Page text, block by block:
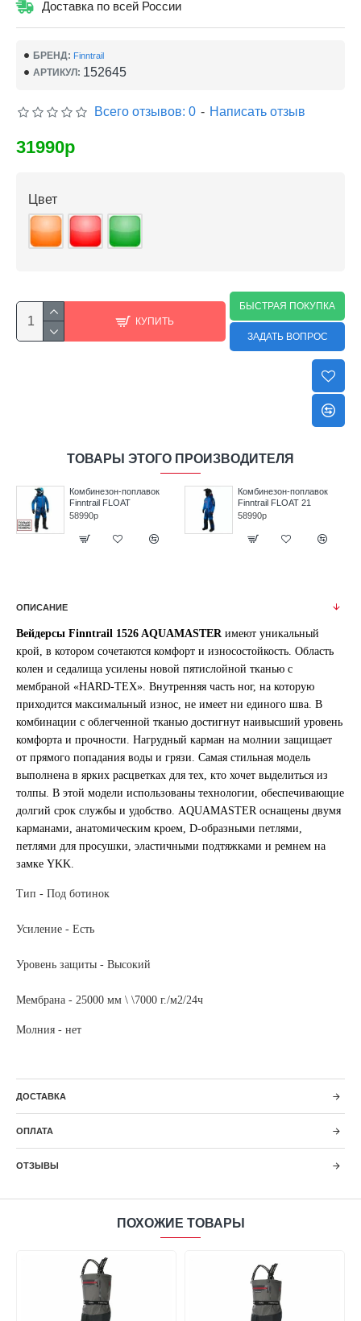
Доставка по всей России
БРЕНД: Finntrail
АРТИКУЛ: 152645
Всего отзывов: 0 - Написать отзыв
31990р
Цвет
КУПИТЬ
БЫСТРАЯ ПОКУПКА
ЗАДАТЬ ВОПРОС
ТОВАРЫ ЭТОГО ПРОИЗВОДИТЕЛЯ
Комбинезон-поплавок
Finntrail FLOAT
58990р
Комбинезон-поплавок
Finntrail FLOAT 21
58990р
ОПИСАНИЕ
Вейдерсы Finntrail 1526 AQUAMASTER имеют уникальный
крой, в котором сочетаются комфорт и износостойкость. Область
колен и седалища усилены новой пятислойной тканью с
мембраной «HARD-TEX». Внутренняя часть ног, на которую
приходится максимальный износ, не имеет ни единого шва. В
комбинации с облегченной тканью достигнут наивысший уровень
комфорта и прочности. Нагрудный карман на молнии защищает
от прямого попадания воды и грязи. Самая стильная модель
выполнена в ярких расцветках для тех, кто хочет выделиться из
толпы. В этой модели использованы технологии, обеспечивающие
долгий срок службы и удобство. AQUAMASTER оснащены двумя
карманами, анатомическим кроем, D-образными петлями,
петлями для просушки, эластичными подтяжками и ремнем на
замке YKK.
Тип - Под ботинок
Усиление - Есть
Уровень защиты - Высокий
Мембрана - 25000 мм \ \7000 г./м2/24ч
Молния - нет
ДОСТАВКА
ОПЛАТА
ОТЗЫВЫ
ПОХОЖИЕ ТОВАРЫ